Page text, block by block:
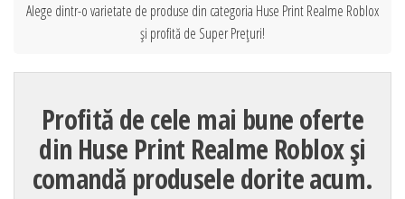
Alege dintr-o varietate de produse din categoria Huse Print Realme Roblox
și profită de Super Prețuri!
Profită de cele mai bune oferte
din Huse Print Realme Roblox și
comandă produsele dorite acum.